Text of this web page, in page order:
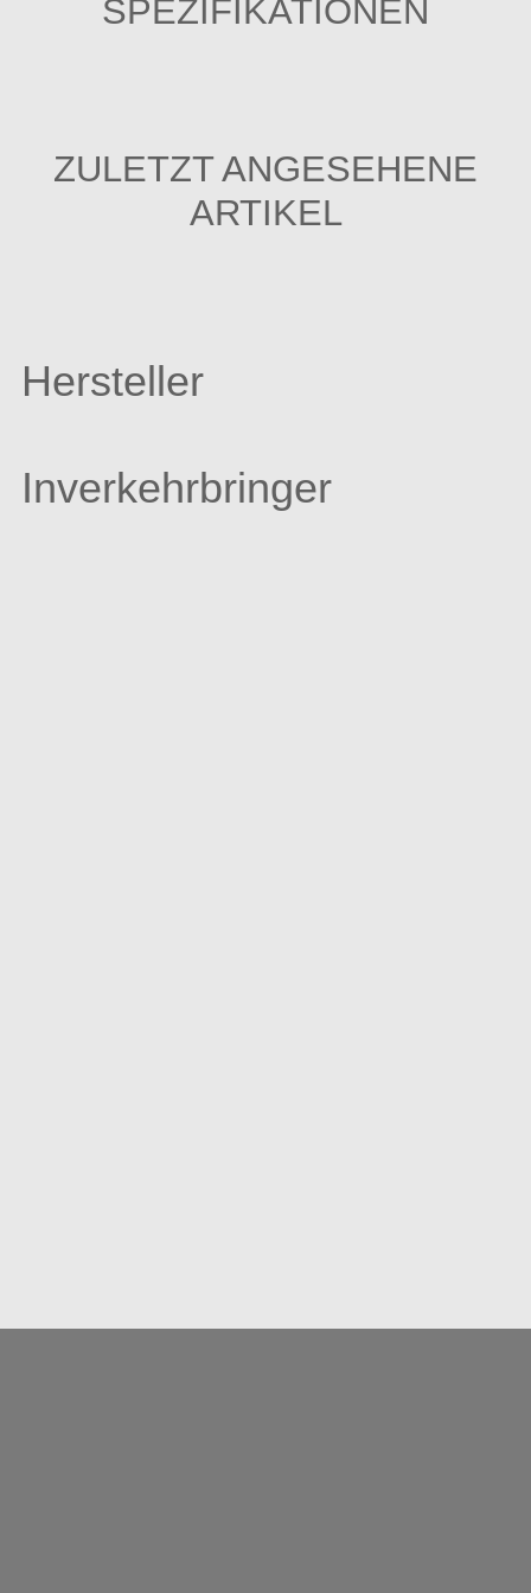
SPEZIFIKATIONEN
ZULETZT ANGESEHENE
ARTIKEL
Hersteller
Inverkehrbringer